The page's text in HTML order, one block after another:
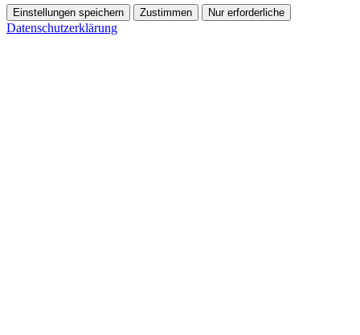
Einstellungen speichern Zustimmen Nur erforderliche
Datenschutzerklärung